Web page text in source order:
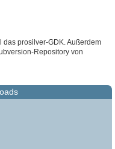
prosilver-GDK. Außerdem
Repository von